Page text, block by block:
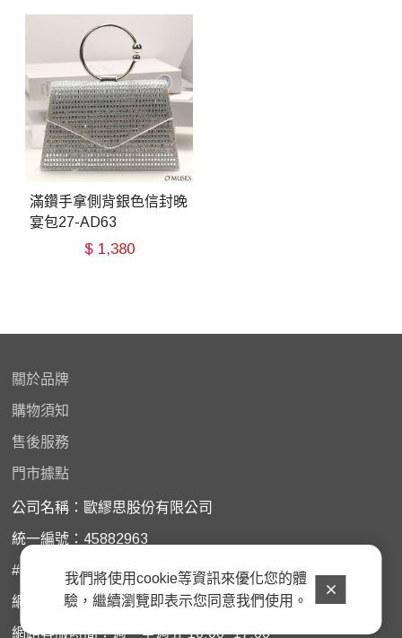
滿鑽手拿側背銀色信封晚
宴包27-AD63
$ 1,380
關於品牌
購物須知
售後服務
門市據點
公司名稱：歐繆思股份有限公司
統一編號：45882963
# 門市購買商品如需諮詢服務﹐請洽原購買門市
網路客服電話 04-22988098
網路客服時間：週一至週五 10:00~17:00
我們將使用cookie等資訊來優化您的體
驗，繼續瀏覽即表示您同意我們使用。